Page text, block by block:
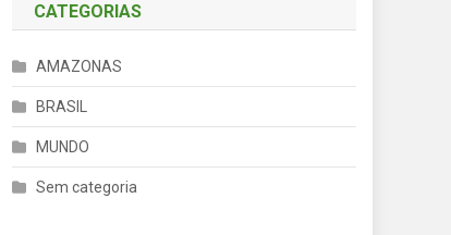
CATEGORIAS
AMAZONAS
BRASIL
MUNDO
Sem categoria